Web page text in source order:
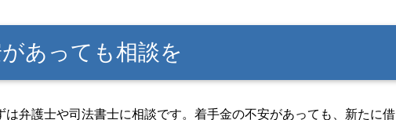
あっても相談を
は弁護士や司法書士に相談です。着手金の不安があっても、新たに借